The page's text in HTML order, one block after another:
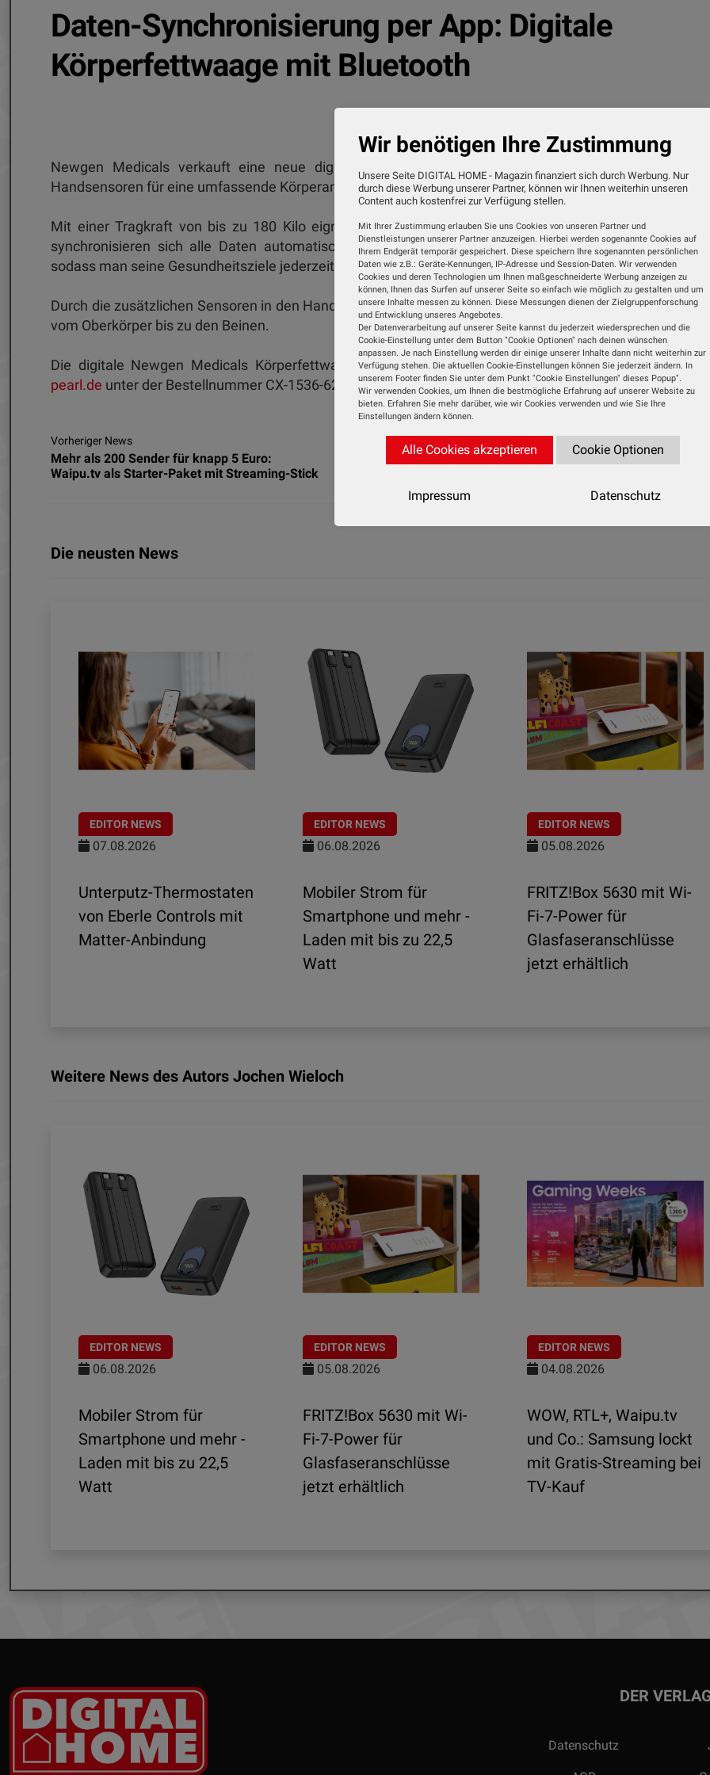
Daten-Synchronisierung per App: Digitale
Körperfettwaage mit Bluetooth
Newgen Medicals verkauft eine neue digitale Körperfettwaage mit acht Elektroden und
Handsensoren für eine umfassende Körperanalyse.
Mit einer Tragkraft von bis zu 180 Kilo eignet sich die Waage für die ganze Familie. Per Bluetooth-
synchronisieren sich alle Daten automatisch mit Apple Health, Google Fit, Fitbit und Samsung
sodass man seine Gesundheitsziele jederzeit im Blick hat.
Durch die zusätzlichen Sensoren in den Handgriffen erhält man eine umfassende Auswertung des
vom Oberkörper bis zu den Beinen.
Die digitale Newgen Medicals Körperfettwaage mit Handsensoren und Bluetooth-App ist ab sofort
pearl.de unter der Bestellnummer CX-1536-625 zum Preis von 49,99 Euro erhältlich.
Vorheriger News
Mehr als 200 Sender für knapp 5 Euro:
Waipu.tv als Starter-Paket mit Streaming-Stick
Nächste
Portable Ladebox mit acht Li-Ion-Akkus
zu 1.200 mal wieder
Die neusten News
EDITOR NEWS
07.08.2026
Unterputz-Thermostaten
von Eberle Controls mit
Matter-Anbindung
EDITOR NEWS
06.08.2026
Mobiler Strom für
Smartphone und mehr -
Laden mit bis zu 22,5
Watt
EDITOR NEWS
05.08.2026
FRITZ!Box 5630 mit Wi-
Fi-7-Power für
Glasfaseranschlüsse
jetzt erhältlich
Weitere News des Autors Jochen Wieloch
EDITOR NEWS
06.08.2026
Mobiler Strom für
Smartphone und mehr -
Laden mit bis zu 22,5
Watt
EDITOR NEWS
05.08.2026
FRITZ!Box 5630 mit Wi-
Fi-7-Power für
Glasfaseranschlüsse
jetzt erhältlich
EDITOR NEWS
04.08.2026
WOW, RTL+, Waipu.tv
und Co.: Samsung lockt
mit Gratis-Streaming bei
TV-Kauf
DER
Datenschutz
Wir benötigen Ihre Zustimmung
Unsere Seite DIGITAL HOME - Magazin finanziert sich durch Werbung. Nur
durch diese Werbung unserer Partner, können wir Ihnen weiterhin unseren
Content auch kostenfrei zur Verfügung stellen.
Mit Ihrer Zustimmung erlauben Sie uns Cookies von unseren Partner und
Dienstleistungen unserer Partner anzuzeigen. Hierbei werden sogenannte Cookies auf
Ihrem Endgerät temporär gespeichert. Diese speichern Ihre sogenannten persönlichen
Daten wie z.B.: Geräte-Kennungen, IP-Adresse und Session-Daten. Wir verwenden
Cookies und deren Technologien um Ihnen maßgeschneiderte Werbung anzeigen zu
können, Ihnen das Surfen auf unserer Seite so einfach wie möglich zu gestalten und um
unsere Inhalte messen zu können. Diese Messungen dienen der Zielgruppenforschung
und Entwicklung unseres Angebotes.
Der Datenverarbeitung auf unserer Seite kannst du jederzeit wiedersprechen und die
Cookie-Einstellung unter dem Button "Cookie Optionen" nach deinen wünschen
anpassen. Je nach Einstellung werden dir einige unserer Inhalte dann nicht weiterhin zur
Verfügung stehen. Die aktuellen Cookie-Einstellungen können Sie jederzeit ändern. In
unserem Footer finden Sie unter dem Punkt "Cookie Einstellungen" dieses Popup".
Wir verwenden Cookies, um Ihnen die bestmögliche Erfahrung auf unserer Website zu
bieten. Erfahren Sie mehr darüber, wie wir Cookies verwenden und wie Sie Ihre
Einstellungen ändern können.
Alle Cookies akzeptieren Cookie Optionen
Impressum Datenschutz